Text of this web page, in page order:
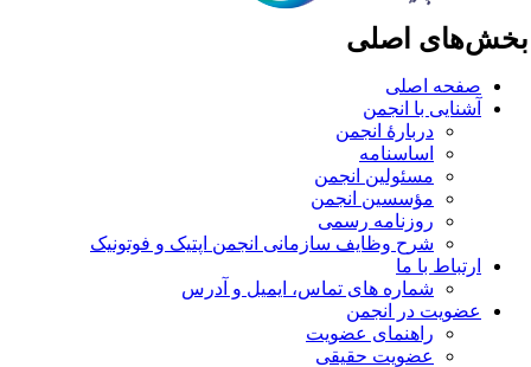
اصلی
صفحه اصلی
آشنایی با انجمن
دربارۀ انجمن
اساسنامه
مسئولین انجمن
مؤسسین انجمن
روزنامه رسمی
شرح وظایف سازمانی انجمن اپتیک و فوتونیک
ارتباط با ما
شماره های تماس، ایمیل و آدرس
عضویت در انجمن
راهنمای عضویت
عضویت حقیقی